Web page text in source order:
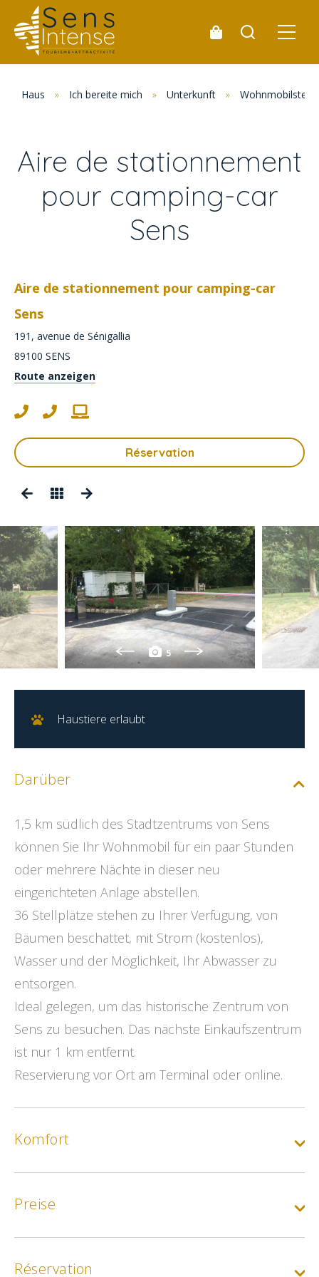
Haus » Ich bereite mich » Unterkunft »
Aire de stationnement
pour camping-car
Sens
Aire de stationnement pour camping-car
Sens
191, avenue de Sénigallia
89100 SENS
Route anzeigen
Réservation
5
Haustiere erlaubt
Darüber
1,5 km südlich des Stadtzentrums von Sens
können Sie Ihr Wohnmobil für ein paar Stunden
oder mehrere Nächte in dieser neu
eingerichteten Anlage abstellen.
36 Stellplätze stehen zu Ihrer Verfügung, von
Bäumen beschattet, mit Strom (kostenlos),
Wasser und der Möglichkeit, Ihr Abwasser zu
entsorgen.
Ideal gelegen, um das historische Zentrum von
Sens zu besuchen. Das nächste Einkaufszentrum
ist nur 1 km entfernt.
Reservierung vor Ort am Terminal oder online.
Komfort
Preise
Réservation